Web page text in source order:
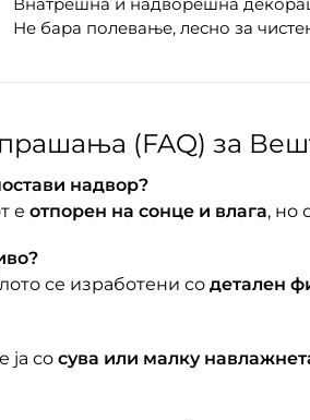
Не бара полевање, лесно за
(FAQ) за
надвор?
е отпорен на сонце и влага, но
се изработени со детален
со сувa или малку